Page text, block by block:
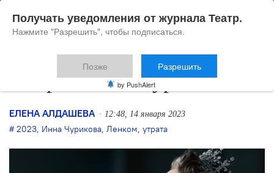
Умерла Инна Чурикова
ЕЛЕНА АЛДАШЕВА 12:48, 14 января 2023
2023, Инна Чурикова, Ленком, утрата
Получать уведомления от журнала Театр.
Нажмите "Разрешить", чтобы подписаться.
Позже Разрешить
by PushAlert